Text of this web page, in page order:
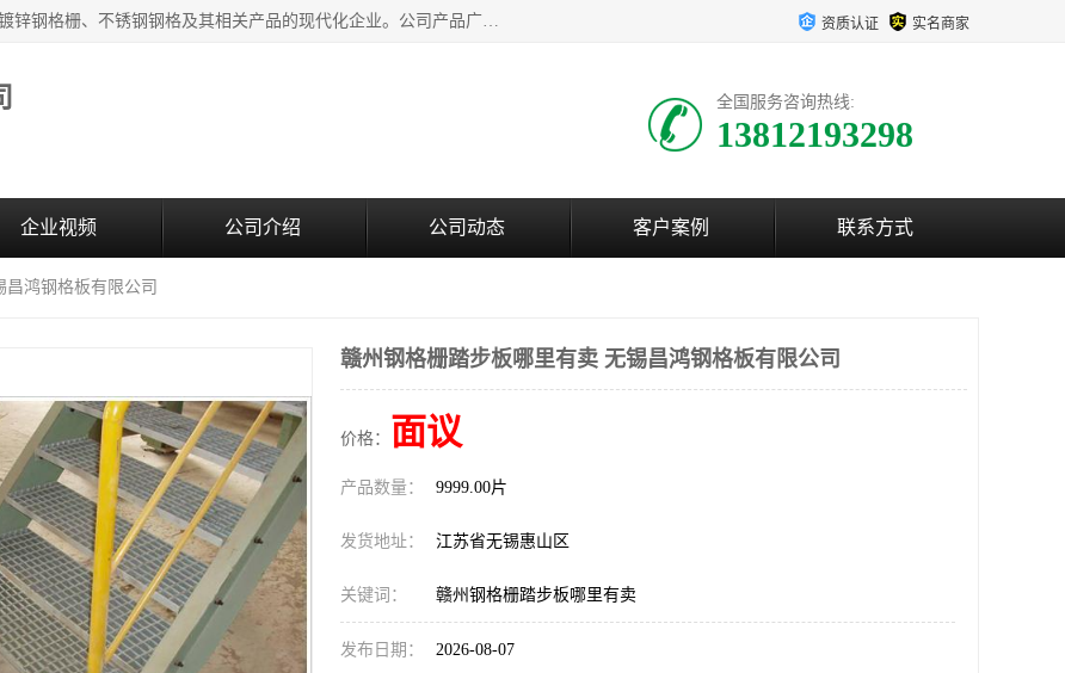
无锡昌鸿钢格板有限公司是专业生产和销售各类镀锌钢格板、镀锌钢格栅、不锈钢钢格及其相关产品的现代化企业。公司产品广泛运用于石油、化工、港口、电力、运输、造纸、医药、钢铁、食品、市政、房地产、制造业等各个领域。 资质认证 实名商家
全国服务咨询热线:
13812193298
企业视频 公司介绍 公司动态 客户案例 联系方式
鸿钢格板有限公司
赣州钢格栅踏步板哪里有卖 无锡昌鸿钢格板有限公司
价格： 面议
产品数量： 9999.00片
发货地址： 江苏省无锡惠山区
关键词： 赣州钢格栅踏步板哪里有卖
发布日期： 2026-08-07